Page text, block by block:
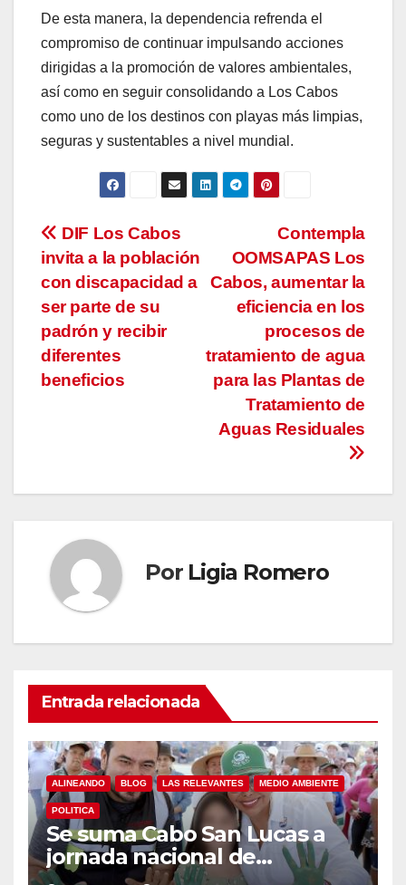
De esta manera, la dependencia refrenda el
compromiso de continuar impulsando acciones
dirigidas a la promoción de valores ambientales,
así como en seguir consolidando a Los Cabos
como uno de los destinos con playas más limpias,
seguras y sustentables a nivel mundial.
Navegación
de
entradas
Contempla
OOMSAPAS Los
Cabos, aumentar la
eficiencia en los
procesos de
tratamiento de agua
para las Plantas de
Tratamiento de
Aguas Residuales
DIF Los Cabos
invita a la población
con discapacidad a
ser parte de su
padrón y recibir
diferentes
beneficios
Por Ligia Romero
Entrada relacionada
ALINEANDO BLOG LAS RELEVANTES MEDIO AMBIENTE
POLITICA
Se suma Cabo San Lucas a
jornada nacional de
reforestación